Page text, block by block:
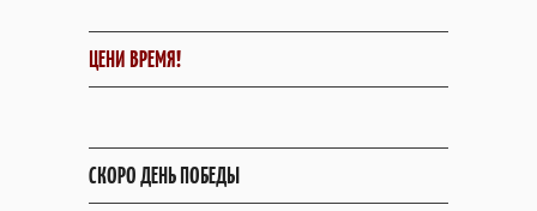
ЦЕНИ ВРЕМЯ!
СКОРО ДЕНЬ ПОБЕДЫ